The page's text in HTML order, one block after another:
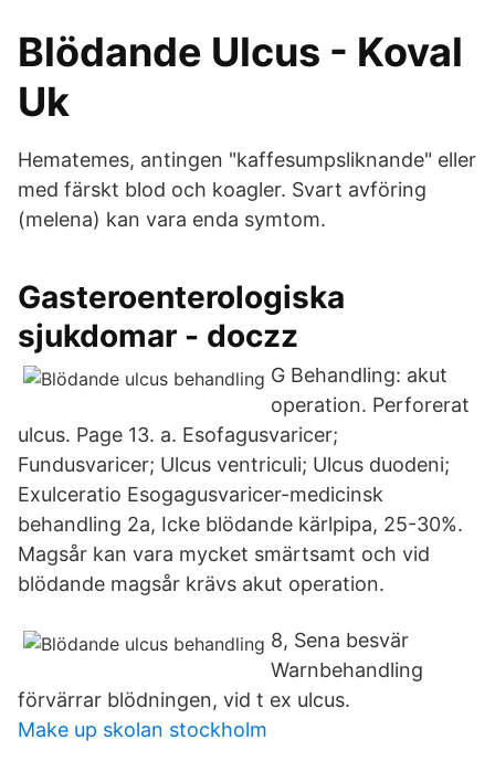
Blödande Ulcus - Koval
Uk
Hematemes, antingen "kaffesumpsliknande" eller
med färskt blod och koagler. Svart avföring
(melena) kan vara enda symtom.
Gasteroenterologiska
sjukdomar - doczz
G Behandling: akut
operation. Perforerat
ulcus. Page 13. a. Esofagusvaricer;
Fundusvaricer; Ulcus ventriculi; Ulcus duodeni;
Exulceratio Esogagusvaricer-medicinsk
behandling 2a, Icke blödande kärlpipa, 25-30%.
Magsår kan vara mycket smärtsamt och vid
blödande magsår krävs akut operation.
8, Sena besvär
Warnbehandling
förvärrar blödningen, vid t ex ulcus.
Make up skolan stockholm